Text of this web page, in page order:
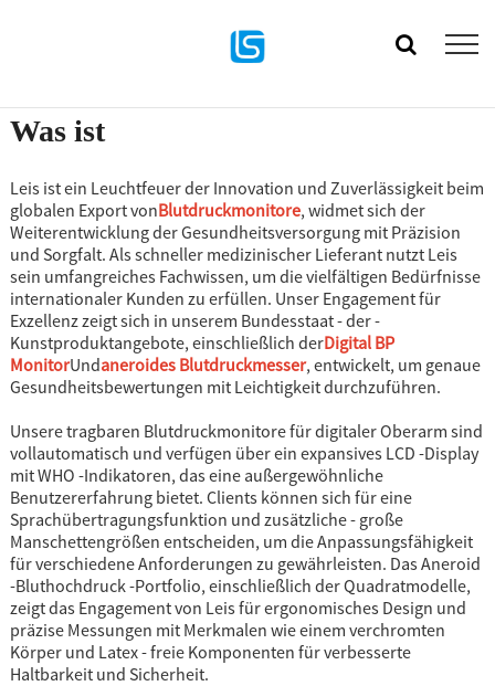
Was ist
Leis ist ein Leuchtfeuer der Innovation und Zuverlässigkeit beim
globalen Export vonBlutdruckmonitore, widmet sich der
Weiterentwicklung der Gesundheitsversorgung mit Präzision
und Sorgfalt. Als schneller medizinischer Lieferant nutzt Leis
sein umfangreiches Fachwissen, um die vielfältigen Bedürfnisse
internationaler Kunden zu erfüllen. Unser Engagement für
Exzellenz zeigt sich in unserem Bundesstaat - der -
Kunstproduktangebote, einschließlich derDigital BP
MonitorUndaneroides Blutdruckmesser, entwickelt, um genaue
Gesundheitsbewertungen mit Leichtigkeit durchzuführen.
Unsere tragbaren Blutdruckmonitore für digitaler Oberarm sind
vollautomatisch und verfügen über ein expansives LCD -Display
mit WHO -Indikatoren, das eine außergewöhnliche
Benutzererfahrung bietet. Clients können sich für eine
Sprachübertragungsfunktion und zusätzliche - große
Manschettengrößen entscheiden, um die Anpassungsfähigkeit
für verschiedene Anforderungen zu gewährleisten. Das Aneroid
-Bluthochdruck -Portfolio, einschließlich der Quadratmodelle,
zeigt das Engagement von Leis für ergonomisches Design und
präzise Messungen mit Merkmalen wie einem verchromten
Körper und Latex - freie Komponenten für verbesserte
Haltbarkeit und Sicherheit.